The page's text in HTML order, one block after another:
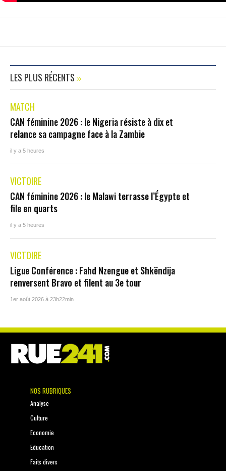
LES PLUS RÉCENTS
MATCH
CAN féminine 2026 : le Nigeria résiste à dix et
relance sa campagne face à la Zambie
il y a 5 heures
VICTOIRE
CAN féminine 2026 : le Malawi terrasse l’Égypte et
file en quarts
il y a 5 heures
VICTOIRE
Ligue Conférence : Fahd Nzengue et Shkëndija
renversent Bravo et filent au 3e tour
1er août 2026 à 23h22min
NOS RUBRIQUES
Analyse
Culture
Economie
Education
Faits divers